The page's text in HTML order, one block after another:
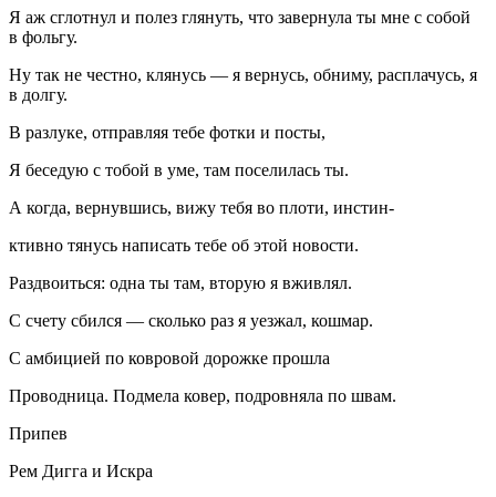
Я аж сглотнул и полез глянуть, что завернула ты мне с собой
в фольгу.
Ну так не честно, клянусь — я вернусь, обниму, расплачусь, я
в долгу.
В разлуке, отправляя тебе фотки и посты,
Я беседую с тобой в уме, там поселилась ты.
А когда, вернувшись, вижу тебя во плоти, инстин-
ктивно тянусь написать тебе об этой новости.
Раздвоиться: одна ты там, вторую я вживлял.
С счету сбился — сколько раз я уезжал, кошмар.
С амбицией по ковровой дорожке прошла
Проводница. Подмела ковер, подровняла по швам.
Припев
Рем Дигга и Искра